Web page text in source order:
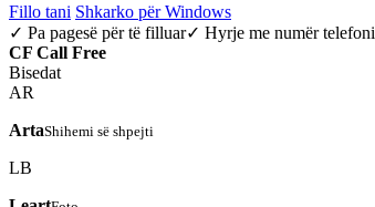
Fillo tani Shkarko për Windows
✓ Pa pagesë për të filluar✓ Hyrje me numër telefoni
CF Call Free
Bisedat
AR
ArtaShihemi së shpejti
LB